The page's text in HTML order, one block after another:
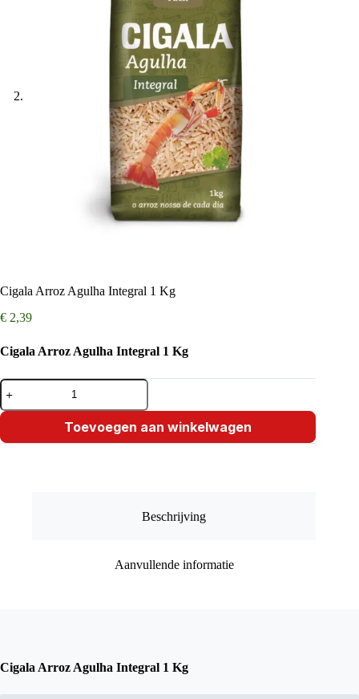
Cigala Arroz Agulha Integral 1 Kg
€ 2,39
Cigala Arroz Agulha Integral 1 Kg
Cigala
Arroz
Agulha
1
Toevoegen aan winkelwagen
Beschrijving
Aanvullende informatie
Cigala Arroz Agulha Integral 1 Kg